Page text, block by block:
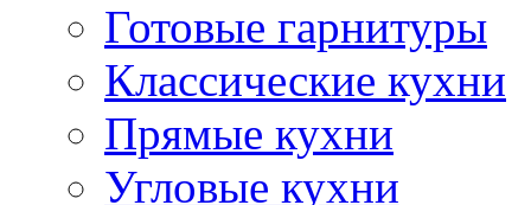
Готовые гарнитуры
Классические кухни
Прямые кухни
Угловые кухни